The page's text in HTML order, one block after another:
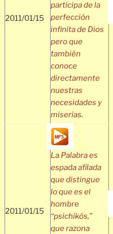
2011/01/15
participa de la
perfección
infinita de Dios
pero que
también
conoce
directamente
nuestras
necesidades y
miserias.
2011/01/15
La Palabra es
espada afilada
que distingue
lo que es el
hombre
“psichikós,”
que razona